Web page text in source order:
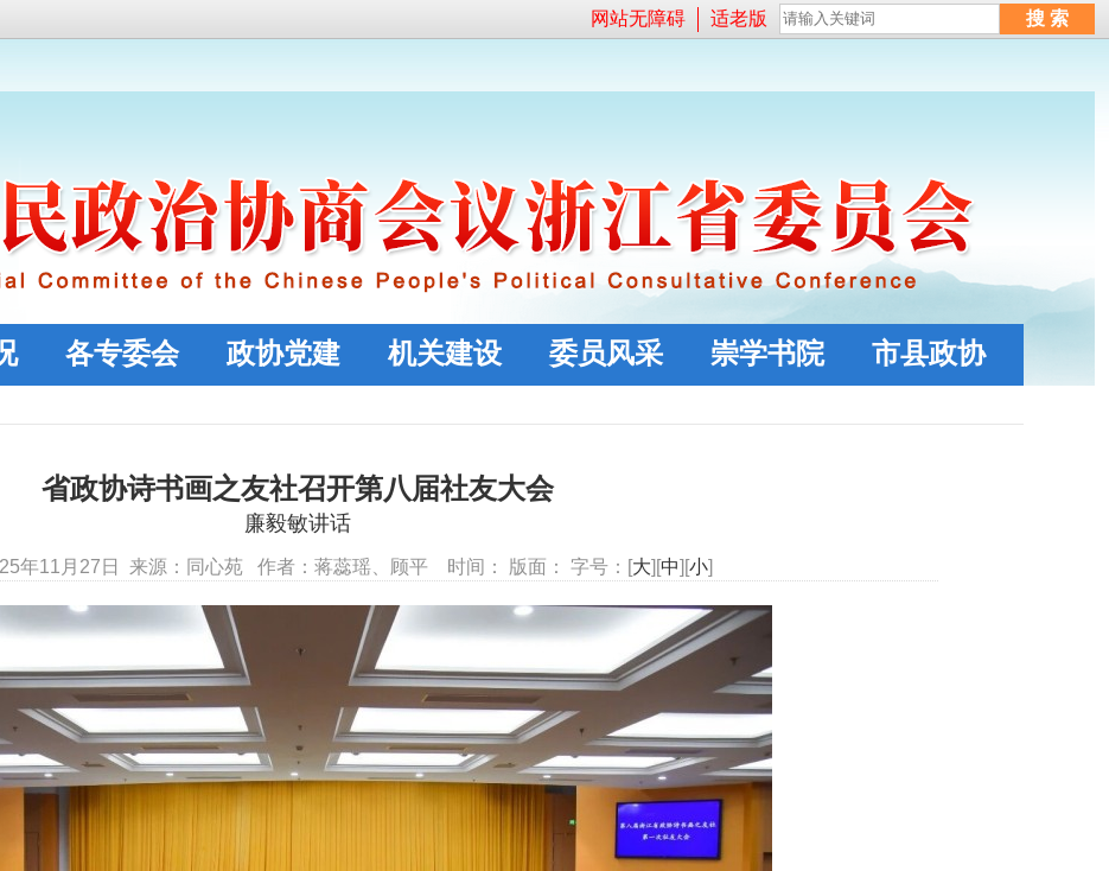
网站无障碍 适老版
各专委会 政协党建 机关建设 委员风采 崇学书院 市县政协
省政协诗书画之友社召开第八届社友大会
廉毅敏讲话
年11月27日 来源：同心苑 作者：蒋蕊瑶、顾平 时间： 版面： 字号：[大][中][小]